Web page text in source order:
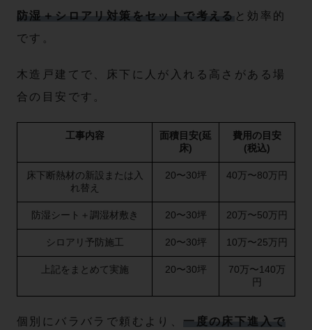
防湿＋シロアリ対策をセットで考える と効率的
です。
木造戸建てで、床下に人が入れる高さがある場
合の目安です。
工事内容
面積目安(延
床)
費用の目安
(税込)
床下断熱材の新設または入
れ替え
20〜30坪 40万〜80万円
防湿シート＋調湿材敷き 20〜30坪 20万〜50万円
シロアリ予防施工 20〜30坪 10万〜25万円
上記をまとめて実施 20〜30坪
70万〜140万
円
個別にバラバラで頼むより、 一度の床下進入で